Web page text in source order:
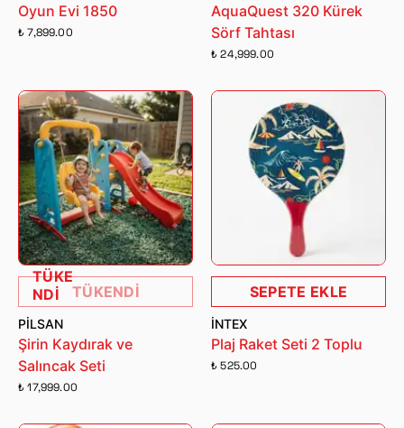
Oyun Evi 1850
₺ 7,899.00
AquaQuest 320 Kürek
Sörf Tahtası
₺ 24,999.00
TÜKE
NDİ
TÜKENDİ
PILSAN
Şirin Kaydırak ve
Salıncak Seti
₺ 17,999.00
SEPETE EKLE
İNTEX
Plaj Raket Seti 2 Toplu
₺ 525.00